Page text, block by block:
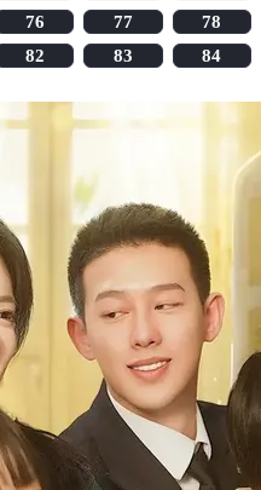
76 77
78
82 83
84